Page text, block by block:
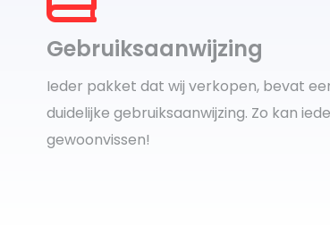
Gebruiksaanwijzing
Ieder pakket dat wij verkopen, bevat
duidelijke gebruiksaanwijzing. Zo kan
gewoonvissen!